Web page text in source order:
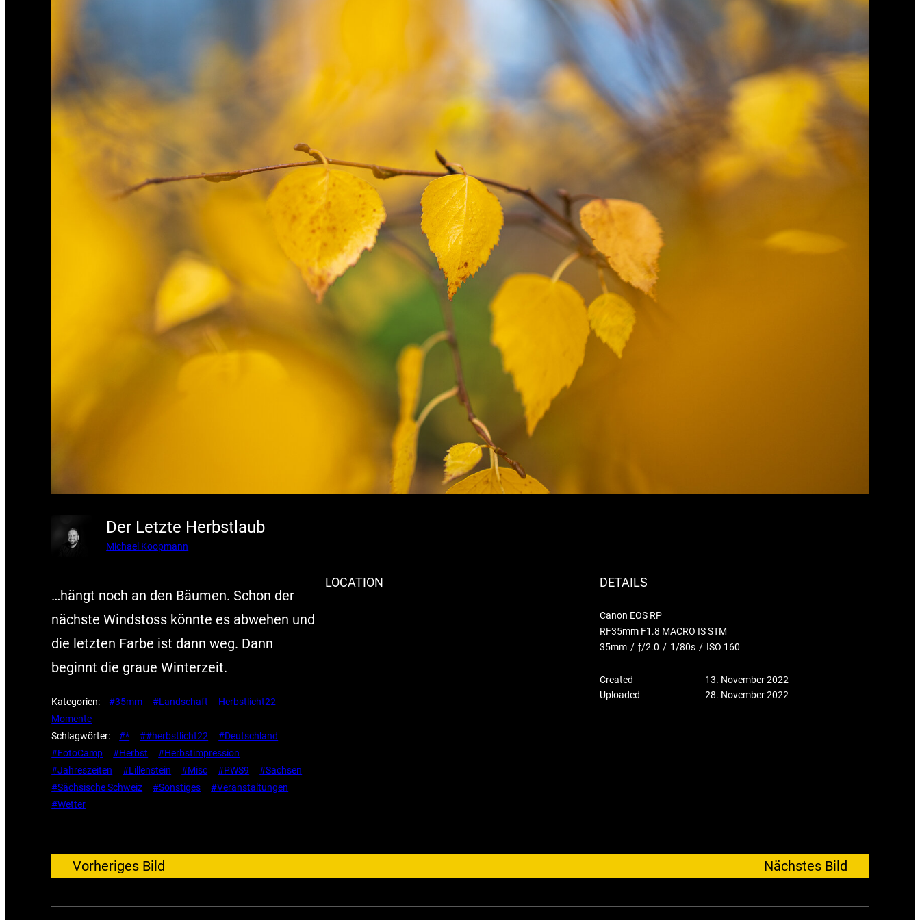
Der Letzte Herbstlaub
Michael Koopmann
…hängt noch an den Bäumen. Schon der
nächste Windstoss könnte es abwehen und
die letzten Farbe ist dann weg. Dann
beginnt die graue Winterzeit.
Kategorien: #35mm #Landschaft
Herbstlicht22
Momente
Schlagwörter:
#* ##herbstlicht22
#Deutschland
#FotoCamp
#Herbst
#Herbstimpression
#Jahreszeiten
#Lillenstein #Misc #PWS9
#Sachsen
#Sächsische Schweiz
#Sonstiges
#Veranstaltungen
#Wetter
LOCATION DETAILS
Canon EOS RP
RF35mm F1.8 MACRO IS STM
35mm / ƒ/2.0 / 1/80s / ISO 160
Created
13. November 2022
Uploaded
28. November 2022
Vorheriges Bild Nächstes Bild